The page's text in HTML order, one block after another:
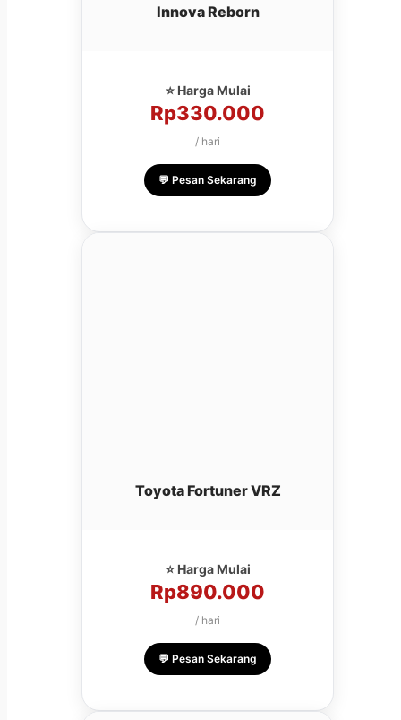
Innova Reborn
⭐ Harga Mulai
Rp330.000
/ hari
💬 Pesan Sekarang
Toyota Fortuner VRZ
⭐ Harga Mulai
Rp890.000
/ hari
💬 Pesan Sekarang